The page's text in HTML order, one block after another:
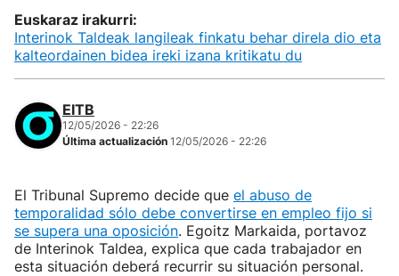
Euskaraz irakurri:
Interinok Taldeak langileak finkatu behar direla dio eta
kalteordainen bidea ireki izana kritikatu du
EITB
12/05/2026 - 22:26
Última actualización 12/05/2026 - 22:26
El Tribunal Supremo decide que el abuso de
temporalidad sólo debe convertirse en empleo fijo si
se supera una oposición. Egoitz Markaida, portavoz
de Interinok Taldea, explica que cada trabajador en
esta situación deberá recurrir su situación personal.